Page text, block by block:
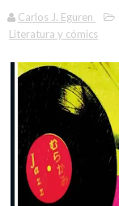
Carlos J. Eguren
Literatura y cómics